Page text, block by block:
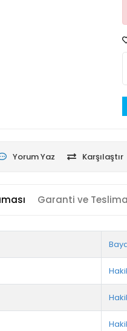
Yorum Yaz Karşılaştır
Garanti ve